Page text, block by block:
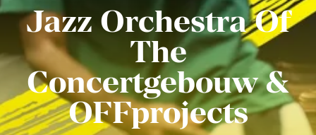
Jazz Orchestra Of
The
Concertgebouw &
OFFprojects